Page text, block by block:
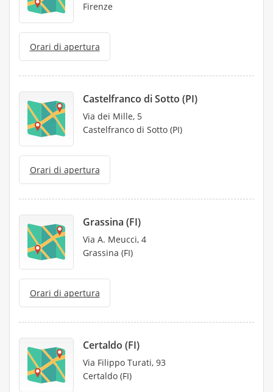
Firenze
Orari di apertura
Castelfranco di Sotto (PI)
Via dei Mille, 5
Castelfranco di Sotto (PI)
Orari di apertura
Grassina (FI)
Via A. Meucci, 4
Grassina (FI)
Orari di apertura
Certaldo (FI)
Via Filippo Turati, 93
Certaldo (FI)